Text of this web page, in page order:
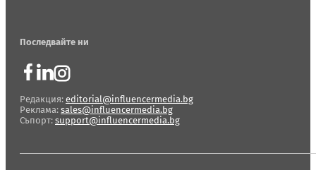
Последвайте ни
Редакция: editorial@influencermedia.bg
Реклама: sales@influencermedia.bg
Съпорт: support@influencermedia.bg